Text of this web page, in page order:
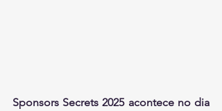
Sponsors Secrets 2025 acontece no dia